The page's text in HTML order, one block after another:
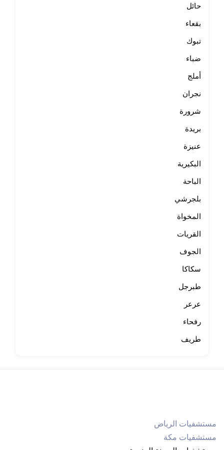
حائل
بقعاء
تبوك
ضباء
أملج
نجران
شرورة
بريدة
عنيزة
البكيرية
الباحة
بلجرشي
المخواة
القريات
الجوف
سكاكا
طبرجل
عرعر
رفحاء
طريف
مستشفيات الرياض
مستشفيات مكة